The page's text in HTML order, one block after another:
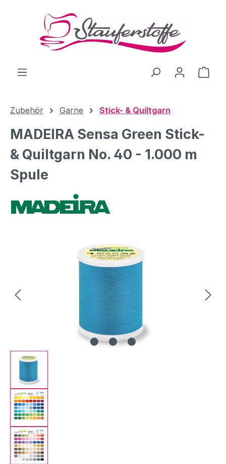
Zum Hauptinhalt springen
Zubehör Garne Stick- & Quiltgarn
MADEIRA Sensa Green Stick-
& Quiltgarn No. 40 - 1.000 m
Spule
Bildergalerie überspringen